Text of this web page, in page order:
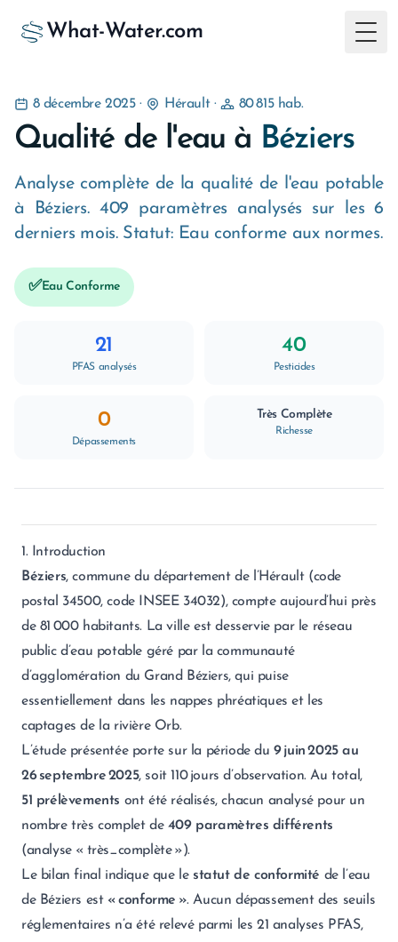
What-Water.com
8 décembre 2025· Hérault· 80 815 hab.
Qualité de l'eau à Béziers
Analyse complète de la qualité de l'eau potable
à Béziers. 409 paramètres analysés sur les 6
derniers mois. Statut: Eau conforme aux normes.
✅Eau Conforme
21
PFAS analysés
40
Pesticides
0
Dépassements
Très Complète
Richesse
1. Introduction
Béziers, commune du département de l’Hérault (code
postal 34500, code INSEE 34032), compte aujourd’hui près
de 81 000 habitants. La ville est desservie par le réseau
public d’eau potable géré par la communauté
d’agglomération du Grand Béziers, qui puise
essentiellement dans les nappes phréatiques et les
captages de la rivière Orb.
L’étude présentée porte sur la période du9 juin 2025 au
26 septembre 2025, soit 110 jours d’observation. Au total,
51 prélèvements ont été réalisés, chacun analysé pour un
nombre très complet de 409 paramètres différents
(analyse « très_complète »).
Le bilan final indique que le statut de conformité de l’eau
de Béziers est « conforme ». Aucun dépassement des seuils
réglementaires n’a été relevé parmi les 21 analyses PFAS,